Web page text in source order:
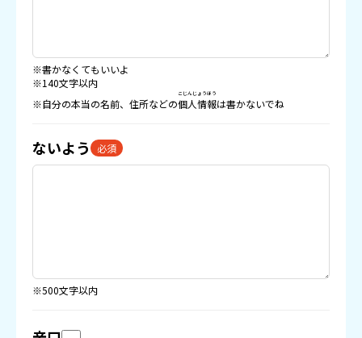
※書かなくてもいいよ
※140文字以内
※自分の本当の名前、住所などの個人情報
こじんじょうほう
は書かないでね
ないよう 必須
※500文字以内